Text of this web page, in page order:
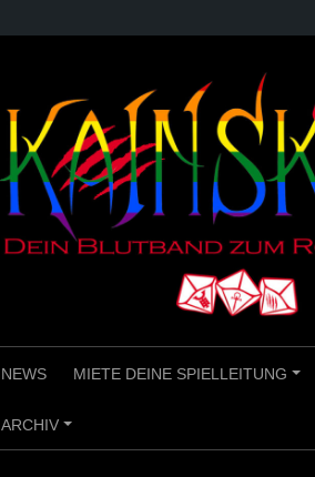
NEWS MIETE DEINE SPIELLEITUNG
+
ARCHIV